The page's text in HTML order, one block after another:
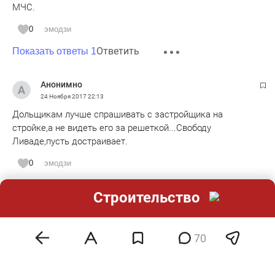
МЧС.
0 эмодзи
Показать ответы 1Ответить
Анонимно
24 Ноября 201722:13
Дольщикам лучше спрашивать с застройщика на
стройке,а не видеть его за решеткой...Свободу
Ливаде,пусть достраивает.
0 эмодзи
Анонимно
24 Ноября 2017 22:33
Не будет он достраивать! Раз в своё время ничего не
70
Строительство